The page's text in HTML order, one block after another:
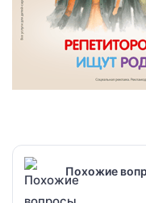
Похожие